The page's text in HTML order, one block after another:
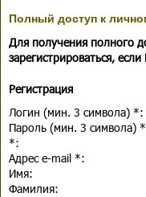
Полный доступ к
Для получения полного
зарегистрироваться,
Регистрация
Логин (мин. 3 символа) *:
Пароль (мин. 3 символа) *
*:
Адрес e-mail *:
Имя:
Фамилия: